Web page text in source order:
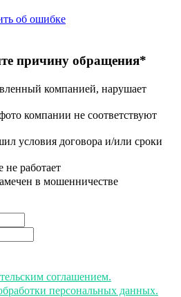
об ошибке
причину обращения*
компанией, нарушает
компании не соответствуют
условия договора и/или сроки
работает
в мошенничестве
соглашением.
персональных данных.